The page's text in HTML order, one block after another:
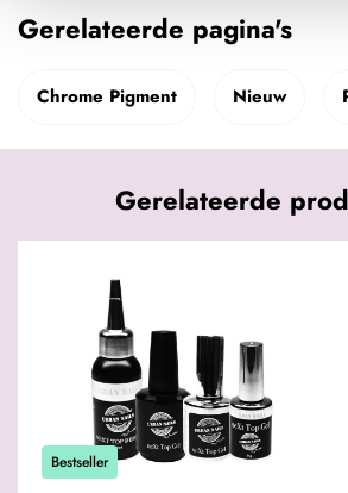
Gerelateerde pagina's
Chrome Pigment Nieuw
Gerelateerde
Bestseller